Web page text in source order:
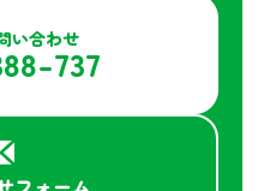
い合わせ
737